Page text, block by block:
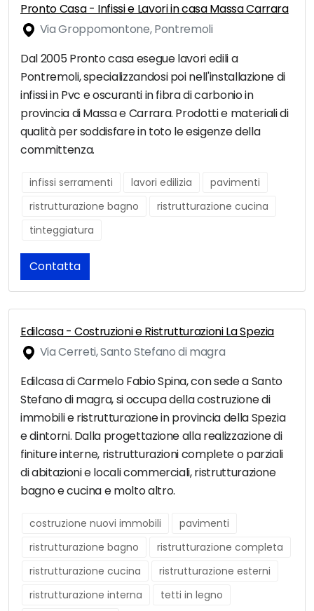
Pronto Casa - Infissi e Lavori in casa Massa Carrara
Via Groppomontone, Pontremoli
Dal 2005 Pronto casa esegue lavori edili a
Pontremoli, specializzandosi poi nell'installazione di
infissi in Pvc e oscuranti in fibra di carbonio in
provincia di Massa e Carrara. Prodotti e materiali di
qualità per soddisfare in toto le esigenze della
committenza.
infissi serramenti lavori edilizia
pavimenti
ristrutturazione bagno
ristrutturazione cucina
tinteggiatura
Contatta
Edilcasa - Costruzioni e Ristrutturazioni La Spezia
Via Cerreti, Santo Stefano di magra
Edilcasa di Carmelo Fabio Spina, con sede a Santo
Stefano di magra, si occupa della costruzione di
immobili e ristrutturazione in provincia della Spezia
e dintorni. Dalla progettazione alla realizzazione di
finiture interne, ristrutturazioni complete o parziali
di abitazioni e locali commerciali, ristrutturazione
bagno e cucina e molto altro.
costruzione nuovi immobili
pavimenti
ristrutturazione bagno
ristrutturazione completa
ristrutturazione cucina
ristrutturazione esterni
ristrutturazione interna
tetti in legno